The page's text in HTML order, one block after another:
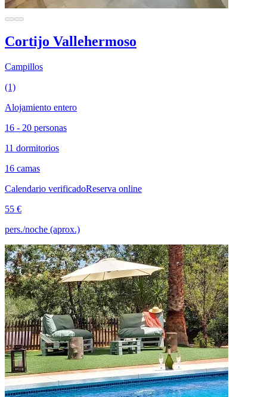
Cortijo Vallehermoso
Campillos
(1)
Alojamiento entero
16 - 20 personas
11 dormitorios
16 camas
Calendario verificadoReserva online
55 €
pers./noche (aprox.)